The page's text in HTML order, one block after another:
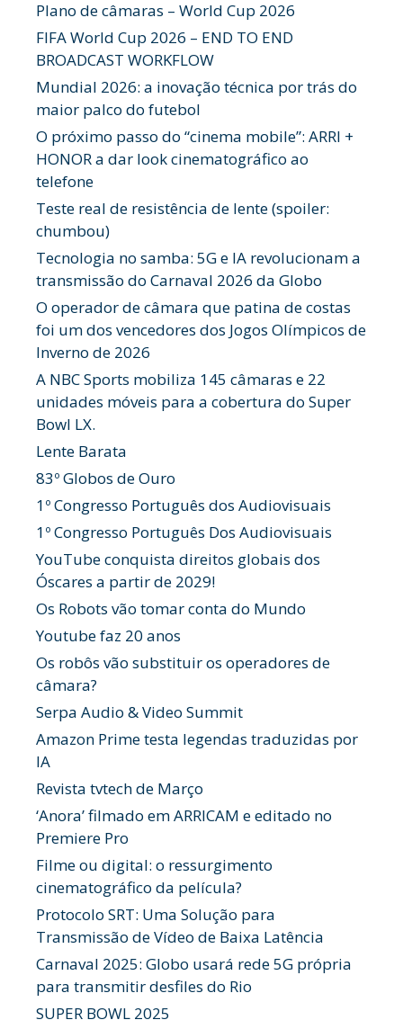
Plano de câmaras – World Cup 2026
FIFA World Cup 2026 – END TO END
BROADCAST WORKFLOW
Mundial 2026: a inovação técnica por trás do
maior palco do futebol
O próximo passo do “cinema mobile”: ARRI +
HONOR a dar look cinematográfico ao
telefone
Teste real de resistência de lente (spoiler:
chumbou)
Tecnologia no samba: 5G e IA revolucionam a
transmissão do Carnaval 2026 da Globo
O operador de câmara que patina de costas
foi um dos vencedores dos Jogos Olímpicos de
Inverno de 2026
A NBC Sports mobiliza 145 câmaras e 22
unidades móveis para a cobertura do Super
Bowl LX.
Lente Barata
83º Globos de Ouro
1º Congresso Português dos Audiovisuais
1º Congresso Português Dos Audiovisuais
YouTube conquista direitos globais dos
Óscares a partir de 2029!
Os Robots vão tomar conta do Mundo
Youtube faz 20 anos
Os robôs vão substituir os operadores de
câmara?
Serpa Audio & Video Summit
Amazon Prime testa legendas traduzidas por
IA
Revista tvtech de Março
‘Anora’ filmado em ARRICAM e editado no
Premiere Pro
Filme ou digital: o ressurgimento
cinematográfico da película?
Protocolo SRT: Uma Solução para
Transmissão de Vídeo de Baixa Latência
Carnaval 2025: Globo usará rede 5G própria
para transmitir desfiles do Rio
SUPER BOWL 2025